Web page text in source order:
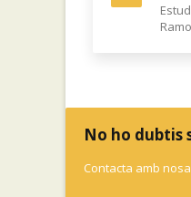
No ho dubtis
Contacta amb